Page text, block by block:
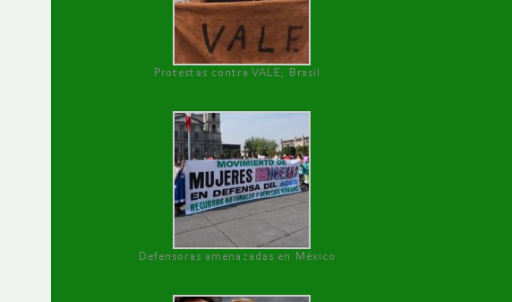
Protestas contra VALE, Brasil
Defensoras amenazadas en México